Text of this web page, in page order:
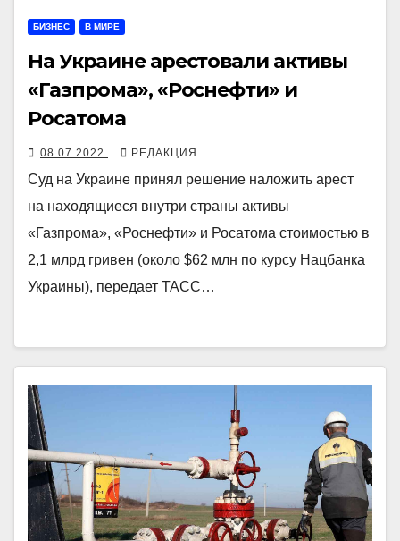
БИЗНЕС В МИРЕ
На Украине арестовали активы
«Газпрома», «Роснефти» и
Росатома
08.07.2022 РЕДАКЦИЯ
Суд на Украине принял решение наложить арест
на находящиеся внутри страны активы
«Газпрома», «Роснефти» и Росатома стоимостью в
2,1 млрд гривен (около $62 млн по курсу Нацбанка
Украины), передает ТАСС…